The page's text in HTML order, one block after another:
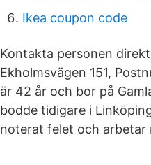
Ikea coupon code
Kontakta personen
Ekholmsvägen 151,
är 42 år och bor på
bodde tidigare i
noterat felet och arbetar